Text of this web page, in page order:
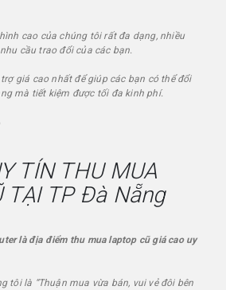
cao của chúng tôi rất đa dạng, nhiều
cầu trao đổi của các bạn.
giá cao nhất để giúp các bạn có thể đổi
mà tiết kiệm được tối đa kinh phí.
TÍN THU MUA
TẠI TP Đà Nẵng
là địa điểm thu mua laptop cũ giá cao uy
tôi là “Thuận mua vừa bán, vui vẻ đôi bên